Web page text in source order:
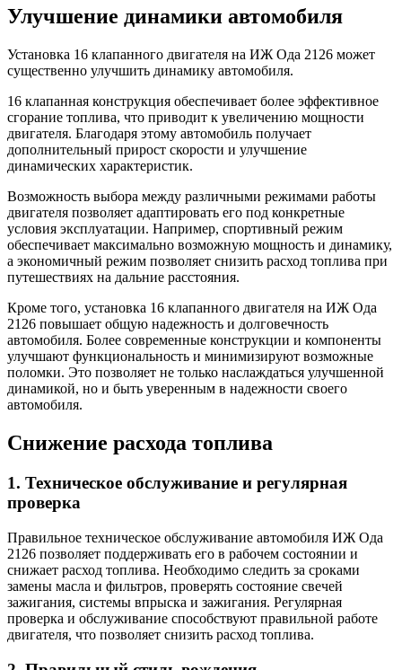
Улучшение динамики автомобиля
Установка 16 клапанного двигателя на ИЖ Ода 2126 может
существенно улучшить динамику автомобиля.
16 клапанная конструкция обеспечивает более эффективное
сгорание топлива, что приводит к увеличению мощности
двигателя. Благодаря этому автомобиль получает
дополнительный прирост скорости и улучшение
динамических характеристик.
Возможность выбора между различными режимами работы
двигателя позволяет адаптировать его под конкретные
условия эксплуатации. Например, спортивный режим
обеспечивает максимально возможную мощность и динамику,
а экономичный режим позволяет снизить расход топлива при
путешествиях на дальние расстояния.
Кроме того, установка 16 клапанного двигателя на ИЖ Ода
2126 повышает общую надежность и долговечность
автомобиля. Более современные конструкции и компоненты
улучшают функциональность и минимизируют возможные
поломки. Это позволяет не только наслаждаться улучшенной
динамикой, но и быть уверенным в надежности своего
автомобиля.
Снижение расхода топлива
1. Техническое обслуживание и регулярная
проверка
Правильное техническое обслуживание автомобиля ИЖ Ода
2126 позволяет поддерживать его в рабочем состоянии и
снижает расход топлива. Необходимо следить за сроками
замены масла и фильтров, проверять состояние свечей
зажигания, системы впрыска и зажигания. Регулярная
проверка и обслуживание способствуют правильной работе
двигателя, что позволяет снизить расход топлива.